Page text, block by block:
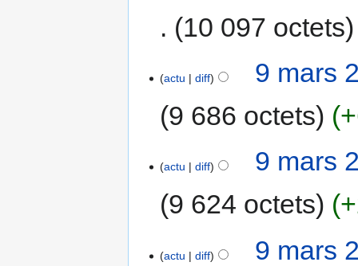
10 097 octets
actu diff
9 mars
9 686 octets
actu diff
9 mars
9 624 octets
actu diff
9 mars